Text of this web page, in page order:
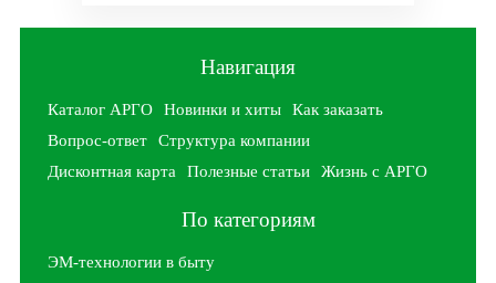
Навигация
Каталог АРГО Новинки и хиты
Как заказать
Вопрос-ответ
Структура компании
Дисконтная карта
Полезные статьи Жизнь с АРГО
По категориям
ЭМ-технологии в быту